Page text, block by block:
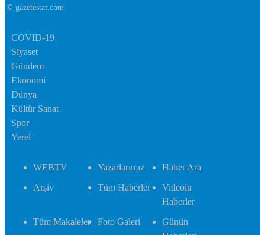
© gazetestar.com
COVID-19
Siyaset
Gündem
Ekonomi
Dünya
Kültür Sanat
Spor
Yerel
WEBTV Yazarlarımız
Haber Ara
Arşiv
Tüm Haberler
Videolu
Haberler
Tüm Makaleler
Foto Galeri
Günün